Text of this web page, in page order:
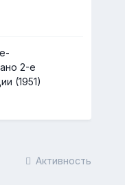
2-е
(1951)
Активность